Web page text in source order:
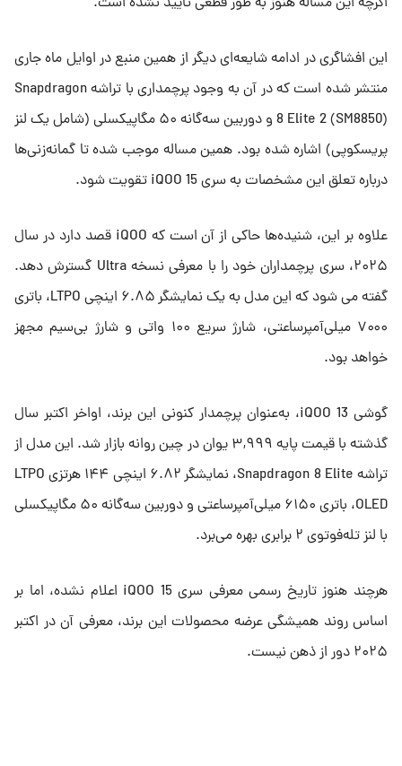
این افشاگری در ادامه شایعه‌ای دیگر از همین منبع در اوایل ماه جاری
منتشر شده است که در آن به وجود پرچمداری با تراشه Snapdragon
8 Elite 2 (SM8850) و دوربین سه‌گانه ۵۰ مگاپیکسلی (شامل یک لنز
پریسکوپی) اشاره شده بود. همین مساله موجب شده تا گمانه‌زنی‌ها
درباره تعلق این مشخصات به سری iQOO 15 تقویت شود.
علاوه بر این، شنیده‌ها حاکی از آن است که iQOO قصد دارد در سال
۲۰۲۵، سری پرچمداران خود را با معرفی نسخه Ultra گسترش دهد.
گفته می شود که این مدل به یک نمایشگر ۶.۸۵ اینچی LTPO، باتری
۷۰۰۰ میلی‌آمپرساعتی، شارژ سریع ۱۰۰ واتی و شارژ بی‌سیم مجهز
خواهد بود.
گوشی iQOO 13، به‌عنوان پرچمدار کنونی این برند، اواخر اکتبر سال
گذشته با قیمت پایه ۳,۹۹۹ یوان در چین روانه بازار شد. این مدل از
تراشه Snapdragon 8 Elite، نمایشگر ۶.۸۲ اینچی ۱۴۴ هرتزی LTPO
OLED، باتری ۶۱۵۰ میلی‌آمپرساعتی و دوربین سه‌گانه ۵۰ مگاپیکسلی
با لنز تله‌فوتوی ۲ برابری بهره می‌برد.
هرچند هنوز تاریخ رسمی معرفی سری iQOO 15 اعلام نشده، اما بر
اساس روند همیشگی عرضه محصولات این برند، معرفی آن در اکتبر
۲۰۲۵ دور از ذهن نیست.